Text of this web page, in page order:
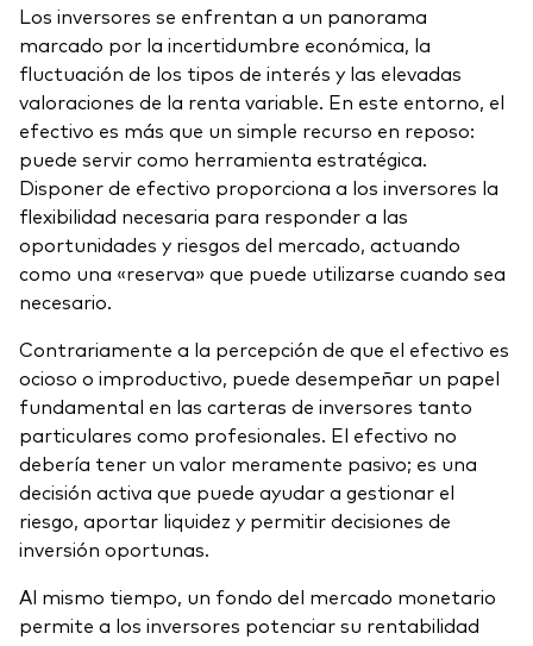
Los inversores se enfrentan a un panorama
marcado por la incertidumbre económica, la
fluctuación de los tipos de interés y las elevadas
valoraciones de la renta variable. En este entorno, el
efectivo es más que un simple recurso en reposo:
puede servir como herramienta estratégica.
Disponer de efectivo proporciona a los inversores la
flexibilidad necesaria para responder a las
oportunidades y riesgos del mercado, actuando
como una «reserva» que puede utilizarse cuando sea
necesario.
Contrariamente a la percepción de que el efectivo es
ocioso o improductivo, puede desempeñar un papel
fundamental en las carteras de inversores tanto
particulares como profesionales. El efectivo no
debería tener un valor meramente pasivo; es una
decisión activa que puede ayudar a gestionar el
riesgo, aportar liquidez y permitir decisiones de
inversión oportunas.
Al mismo tiempo, un fondo del mercado monetario
permite a los inversores potenciar su rentabilidad